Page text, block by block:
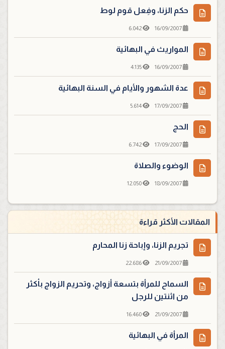
حكم الزنا، وفِعل قوم لوط
16/09/2007
6.042
المواريث في البهائية
16/09/2007
4.135
عدة الشهور والأيام في السنة البهائية
17/09/2007
5.614
الحج
17/09/2007
6.742
الوضوء والصلاة
18/09/2007
12.050
المقالات الأكثر قراءة
تجريم الزنا، وإباحة زنا المحارم
21/09/2007
22.686
السماح للمرأة بتسعة أزواج، وتحريم الزواج بأكثر
من اثنتين للرجل
21/09/2007
16.460
المرأة في البهائية